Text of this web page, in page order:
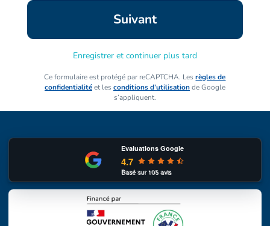
Enregistrer et continuer plus tard
Ce formulaire est protégé par reCAPTCHA. Lesrègles de
confidentialitéet les conditions d’utilisationde Google
s’appliquent.
Evaluations Google
4.7
Basé sur105avis